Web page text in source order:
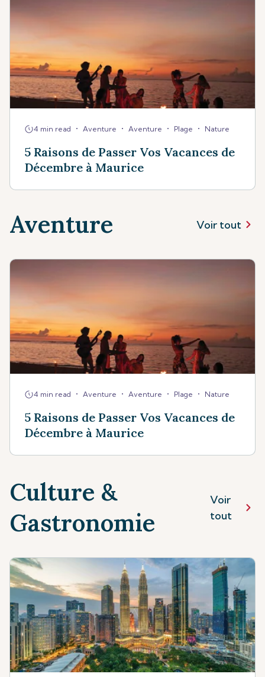
4 min read • Aventure • Aventure • Plage • Nature
5 Raisons de Passer Vos Vacances de
Décembre à Maurice
Aventure Voir tout
4 min read • Aventure • Aventure • Plage • Nature
5 Raisons de Passer Vos Vacances de
Décembre à Maurice
Culture &
Gastronomie
Voir
tout